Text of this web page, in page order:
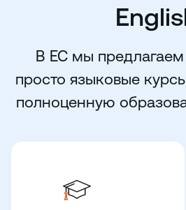
В EC мы
просто языковые
полноценную